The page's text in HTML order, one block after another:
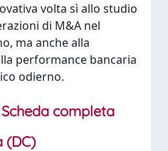
volta sì allo studio
di M&A nel
ma anche alla
performance bancaria
odierno.
Scheda completa
(DC)